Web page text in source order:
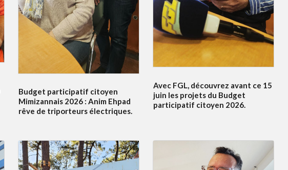
Budget participatif citoyen
Mimizannais 2026 : Anim Ehpad
rêve de triporteurs électriques.
Avec FGL, découvrez avant ce 15
juin les projets du Budget
participatif citoyen 2026.